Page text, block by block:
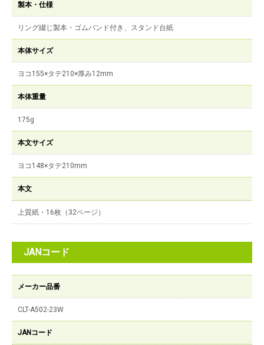
製本・仕様
リング綴じ製本・ゴムバンド付き、スタンド台紙
本体サイズ
ヨコ155×タテ210×厚み12mm
本体重量
175g
本文サイズ
ヨコ148×タテ210mm
本文
上質紙・16枚（32ページ）
JANコード
メーカー品番
CLT-A502-23W
JANコード